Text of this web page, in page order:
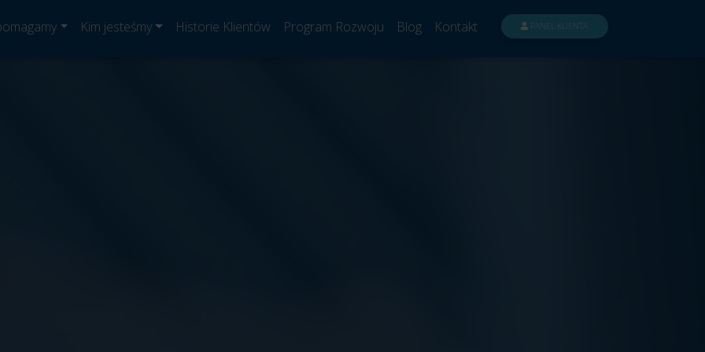
Kim jesteśmy Historie Klientów Program Rozwoju Blog Kontakt PANEL KLIENTA